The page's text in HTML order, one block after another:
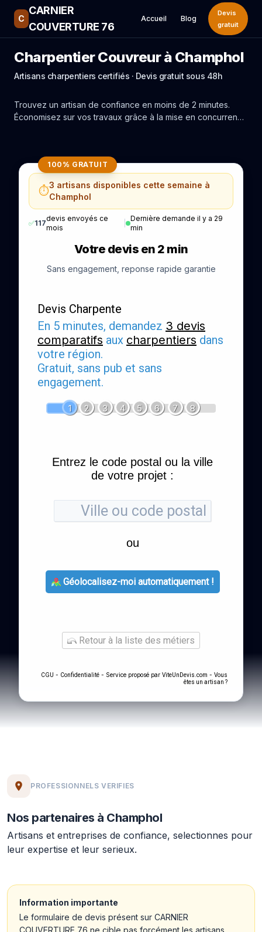
C
CARNIER
COUVERTURE 76
Accueil Blog
Devis
gratuit
Charpentier Couvreur à Champhol
Artisans charpentiers certifiés · Devis gratuit sous 48h
Trouvez un artisan de confiance en moins de 2 minutes.
Économisez sur vos travaux grâce à la mise en concurrence
100% GRATUIT
⏱️3 artisans disponibles cette semaine à
Champhol
✅117
devis envoyés ce
mois
|
Dernière demande il y a 29
min
Votre devis en 2 min
Sans engagement, reponse rapide garantie
Devis Charpente
En 5 minutes, demandez 3 devis
comparatifs aux charpentiers dans
votre région.
Gratuit, sans pub et sans
engagement.
1 2 3 4 5 6 7 8
Entrez le code postal ou la ville
de votre projet :
ou
Géolocalisez-moi automatiquement !
Retour à la liste des métiers
CGU - Confidentialité - Service proposé par ViteUnDevis.com - Vous
êtes un artisan ?
PROFESSIONNELS VERIFIES
Nos partenaires à Champhol
Artisans et entreprises de confiance, selectionnes pour
leur expertise et leur serieux.
Information importante
Le formulaire de devis présent sur CARNIER
COUVERTURE 76 ne cible pas forcément les artisans